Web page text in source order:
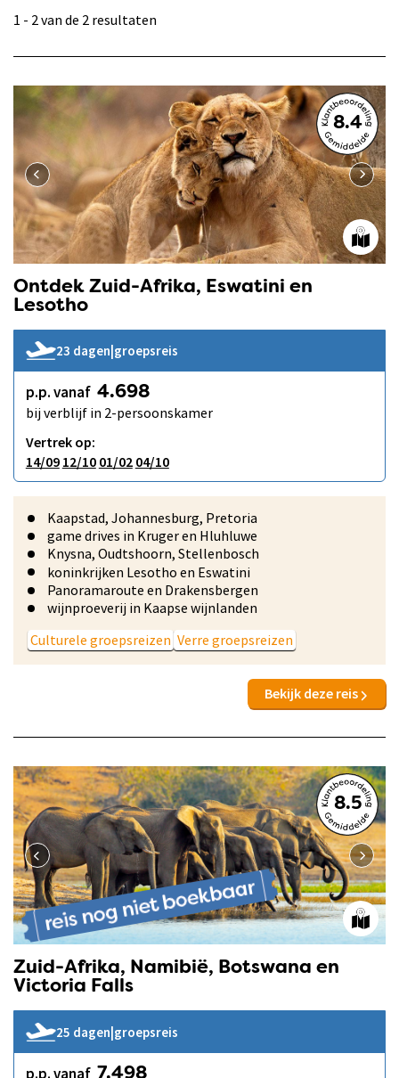
1 - 2 van de 2 resultaten
8.4
Ontdek Zuid-Afrika, Eswatini en
Lesotho
23 dagen|groepsreis
p.p. vanaf 4.698
bij verblijf in 2-persoonskamer
Vertrek op:
14/09 12/10 01/02 04/10
Kaapstad, Johannesburg, Pretoria
game drives in Kruger en Hluhluwe
Knysna, Oudtshoorn, Stellenbosch
koninkrijken Lesotho en Eswatini
Panoramaroute en Drakensbergen
wijnproeverij in Kaapse wijnlanden
Culturele groepsreizen Verre groepsreizen
Bekijk deze reis
8.5
Zuid-Afrika, Namibië, Botswana en
Victoria Falls
25 dagen|groepsreis
p.p. vanaf 7.498